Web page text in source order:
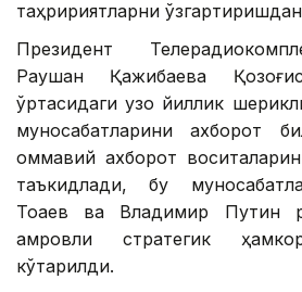
таҳририятларни
Президент
Раушан Қажибаева
ўртасидаги узоқ йиллик
муносабатларини ахборот
оммавий ахборот
таъкидлади, бу
Тоқаев ва Владимир Путин
қамровли стратегик
кўтарилди.